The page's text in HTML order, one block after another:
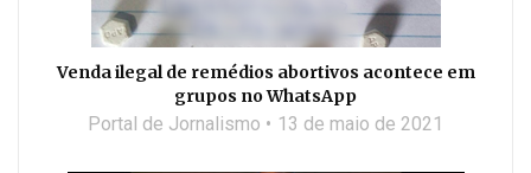
Venda ilegal de remédios abortivos acontece em
grupos no WhatsApp
Portal de Jornalismo 13 de maio de 2021